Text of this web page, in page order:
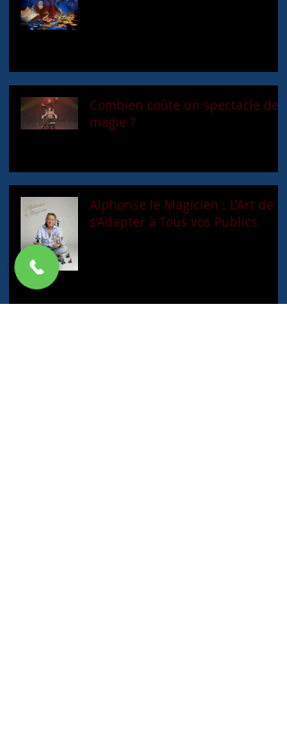
Combien coûte un spectacle de
magie ?
Alphonse le Magicien : L'Art de
s’Adapter à Tous vos Publics